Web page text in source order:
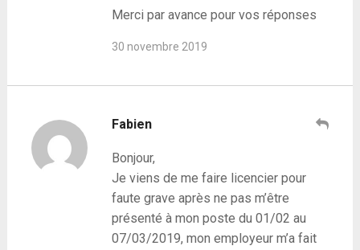
Merci par avance pour vos réponses
30 novembre 2019
Fabien
Bonjour,
Je viens de me faire licencier pour
faute grave après ne pas m’être
présenté à mon poste du 01/02 au
07/03/2019, mon employeur m’a fait